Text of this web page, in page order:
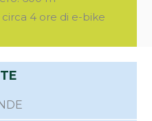
4 ore di e-bike